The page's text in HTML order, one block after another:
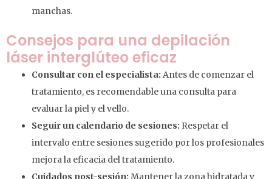
manchas.
Consejos para una depilación
láser interglúteo eficaz
Consultar con el especialista: Antes de comenzar el
tratamiento, es recomendable una consulta para
evaluar la piel y el vello.
Seguir un calendario de sesiones: Respetar el
intervalo entre sesiones sugerido por los profesionales
mejora la eficacia del tratamiento.
Cuidados post-sesión: Mantener la zona hidratada y